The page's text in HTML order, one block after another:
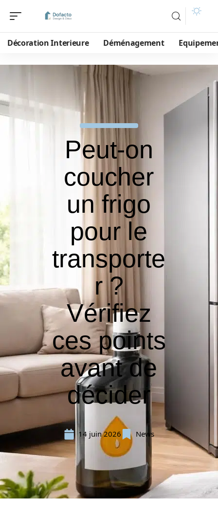
Décoration Interieure Déménagement
Peut-on
coucher
un frigo
pour le
transporte
r ?
Vérifiez
ces points
avant de
décider
14 juin 2026 News